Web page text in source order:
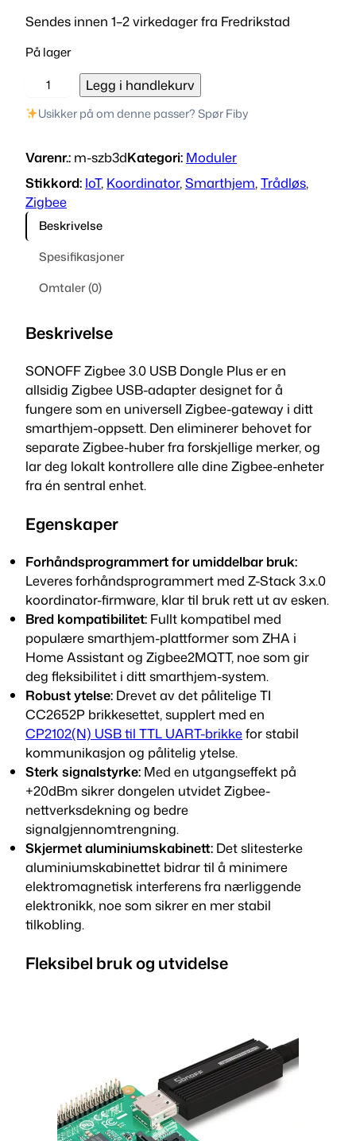
Sendes innen 1–2 virkedager fra Fredrikstad
På lager
N
F
F
Z
i
g
.
U
S
B
D
o
n
g
e
l
u
s
(
Z
B
D
o
n
g
l
e
-
E
)
a
n
t
a
l
Legg i handlekurv
Usikker på om denne passer? Spør Fiby
Varenr.: m-szb3dKategori: Moduler
Stikkord: IoT, Koordinator, Smarthjem, Trådløs
Zigbee
Beskrivelse
Spesifikasjoner
Omtaler (0)
Beskrivelse
SONOFF Zigbee 3.0 USB Dongle Plus er en
allsidig Zigbee USB-adapter designet for å
fungere som en universell Zigbee-gateway i ditt
smarthjem-oppsett. Den eliminerer behovet for
separate Zigbee-huber fra forskjellige merker, og
lar deg lokalt kontrollere alle dine Zigbee-enheter
fra én sentral enhet.
Egenskaper
Forhåndsprogrammert for umiddelbar bruk:
Leveres forhåndsprogrammert med Z-Stack 3.x.0
koordinator-firmware, klar til bruk rett ut av esken.
Bred kompatibilitet: Fullt kompatibel med
populære smarthjem-plattformer som ZHA i
Home Assistant og Zigbee2MQTT, noe som gir
deg fleksibilitet i ditt smarthjem-system.
Robust ytelse: Drevet av det pålitelige TI
CC2652P brikkesettet, supplert med en
CP2102(N) USB til TTL UART-brikkefor stabil
kommunikasjon og pålitelig ytelse.
Sterk signalstyrke: Med en utgangseffekt på
+20dBm sikrer dongelen utvidet Zigbee-
nettverksdekning og bedre
signalgjennomtrengning.
Skjermet aluminiumskabinett: Det slitesterke
aluminiumskabinettet bidrar til å minimere
elektromagnetisk interferens fra nærliggende
elektronikk, noe som sikrer en mer stabil
tilkobling.
Fleksibel bruk og utvidelse